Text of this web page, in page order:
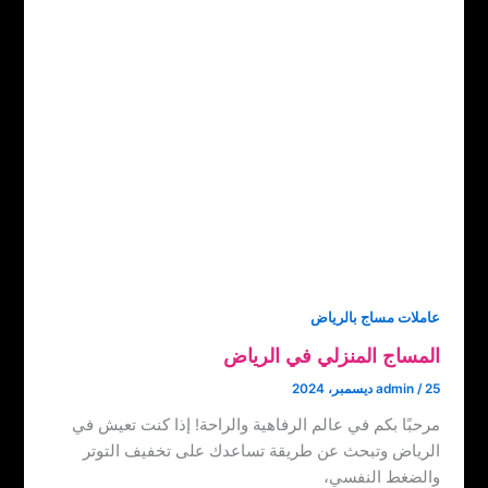
عاملات مساج بالرياض
المساج المنزلي في الرياض
admin /25 ديسمبر، 2024
مرحبًا بكم في عالم الرفاهية والراحة! إذا كنت تعيش في
الرياض وتبحث عن طريقة تساعدك على تخفيف التوتر
والضغط النفسي،